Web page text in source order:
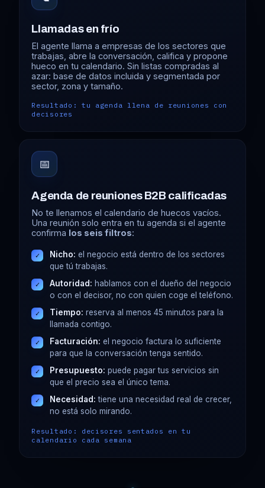
Llamadas en frío
El agente llama a empresas de los sectores que
trabajas, abre la conversación, califica y propone
hueco en tu calendario. Sin listas compradas al
azar: base de datos incluida y segmentada por
sector, zona y tamaño.
Resultado: tu agenda llena de reuniones con
decisores
📅
Agenda de reuniones B2B calificadas
No te llenamos el calendario de huecos vacíos.
Una reunión solo entra en tu agenda si el agente
confirma los seis filtros:
✓ Nicho: el negocio está dentro de los sectores
que tú trabajas.
✓ Autoridad: hablamos con el dueño del negocio
o con el decisor, no con quien coge el teléfono.
✓ Tiempo: reserva al menos 45 minutos para la
llamada contigo.
✓ Facturación: el negocio factura lo suficiente
para que la conversación tenga sentido.
✓ Presupuesto: puede pagar tus servicios sin
que el precio sea el único tema.
✓ Necesidad: tiene una necesidad real de crecer,
no está solo mirando.
Resultado: decisores sentados en tu
calendario cada semana